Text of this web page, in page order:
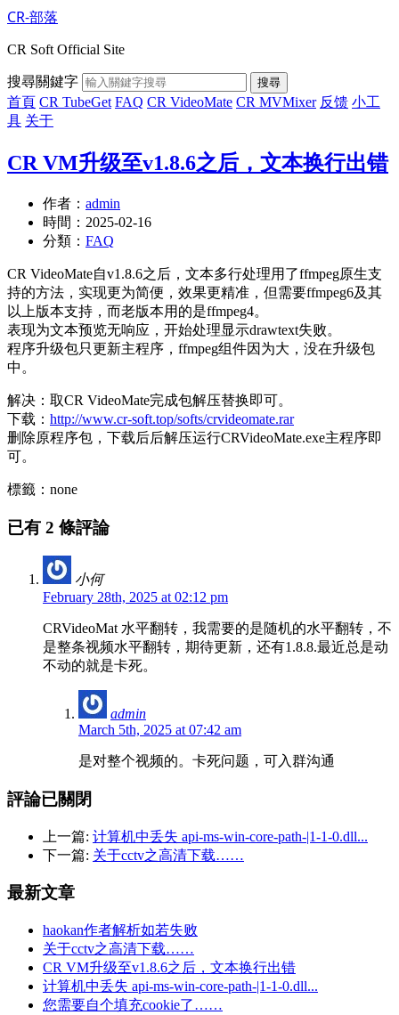
CR-部落
CR Soft Official Site
搜尋關鍵字 搜尋
首頁 CR TubeGet FAQ CR VideoMate CR MVMixer 反馈 小工
具 关于
CR VM升级至v1.8.6之后，文本换行出错
作者： admin
時間： 2025-02-16
分類： FAQ
CR VideoMate自v1.8.6之后，文本多行处理用了ffmpeg原生支
持的方法，实现更为简便，效果更精准，但需要ffmpeg6及其
以上版本支持，而老版本用的是ffmpeg4。
表现为文本预览无响应，开始处理显示drawtext失败。
程序升级包只更新主程序，ffmpeg组件因为大，没在升级包
中。
解决：取CR VideoMate完成包解压替换即可。
下载： http://www.cr-soft.top/softs/crvideomate.rar
删除原程序包，下载后后解压运行CRVideoMate.exe主程序即
可。
標籤：none
已有 2 條評論
小何
February 28th, 2025 at 02:12 pm
CRVideoMat 水平翻转，我需要的是随机的水平翻转，不
是整条视频水平翻转，期待更新，还有1.8.8.最近总是动
不动的就是卡死。
admin
March 5th, 2025 at 07:42 am
是对整个视频的。卡死问题，可入群沟通
評論已關閉
上一篇: 计算机中丢失 api-ms-win-core-path-|1-1-0.dll...
下一篇: 关于cctv之高清下载……
最新文章
haokan作者解析如若失败
关于cctv之高清下载……
CR VM升级至v1.8.6之后，文本换行出错
计算机中丢失 api-ms-win-core-path-|1-1-0.dll...
您需要自个填充cookie了……